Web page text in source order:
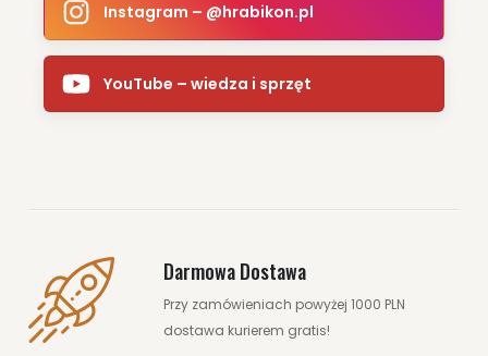
Instagram – @hrabikon.pl
YouTube – wiedza i sprzęt
Darmowa Dostawa
Przy zamówieniach powyżej 1000 PLN
dostawa kurierem gratis!